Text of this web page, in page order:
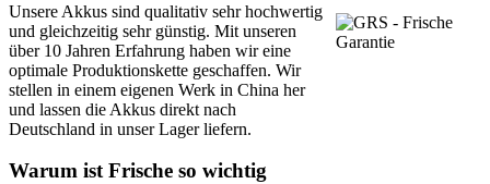
Unsere Akkus sind qualitativ sehr hochwertig
und gleichzeitig sehr günstig. Mit unseren
über 10 Jahren Erfahrung haben wir eine
optimale Produktionskette geschaffen. Wir
stellen in einem eigenen Werk in China her
und lassen die Akkus direkt nach
Deutschland in unser Lager liefern.
Warum ist Frische so wichtig